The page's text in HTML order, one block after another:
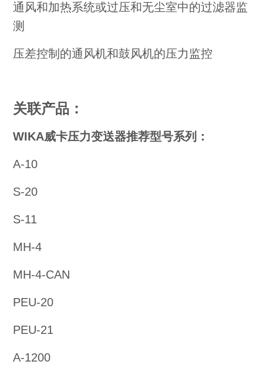
通风和加热系统或过压和无尘室中的过滤器监
测
压差控制的通风机和鼓风机的压力监控
关联产品：
WIKA威卡压力变送器推荐型号系列：
A-10
S-20
S-11
MH-4
MH-4-CAN
PEU-20
PEU-21
A-1200